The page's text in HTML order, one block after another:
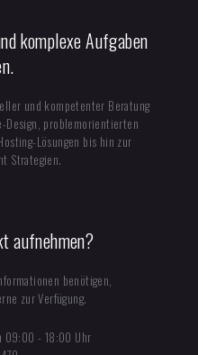
komplexe Aufgaben
und kompetenter Beratung
Design, problemorientierten
Lösungen bis hin zur
Strategien.
aufnehmen?
benötigen,
zur Verfügung.
09:00 - 18:00 Uhr